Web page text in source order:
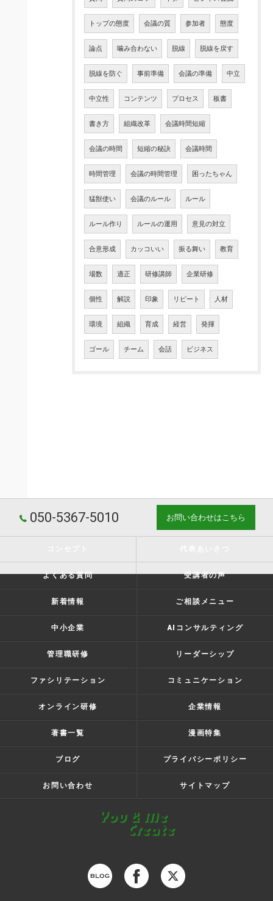
トップの態度 会議の質 参加者 態度
論点 噛み合わない 脱線 脱線を戻す
脱線を防ぐ 事前準備 会議の準備 中立
中立性 コンテンツ プロセス 板書
書き方 組織改革 会議時間短縮
会議の時間 短縮の秘訣 会議時間
時間管理 会議の時間管理 困ったちゃん
猛獣使い 会議のルール ルール
ルール作り ルールの運用 意見の対立
合意形成 カッコいい 振る舞い 教育
場数 適正 研修講師 企業研修
個性 解説 印象 リピート 人材
環境 組織 育成 経営 発揮
ゴール チーム 会話 ビジネス
050-5367-5010 お問い合わせはこちら
よくある質問 受講者の声
新着情報 ご相談メニュー
中小企業 AIコンサルティング
管理職研修 リーダーシップ
ファシリテーション コミュニケーション
オンライン研修 企業情報
著書一覧 漫画特集
ブログ プライバシーポリシー
お問い合わせ サイトマップ